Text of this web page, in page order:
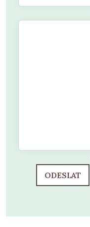
ODESLAT